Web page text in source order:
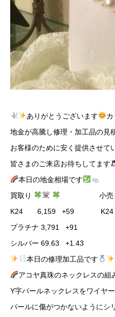
ありがとうございます
地金が高騰し修理・加工品の見
お客様のために安く提供させて
皆さまのご来店お待ちしてます
本日の地金相場です
買取り
小売
K24 6,159 +59 K24
プラチナ 3,791 +91
シルバー 69.63 +1.43
本日の修理加工品です
アコヤ真珠のネックレスの組
Y字パールネックレスをワイヤ
パールに傷がつかないようにシ